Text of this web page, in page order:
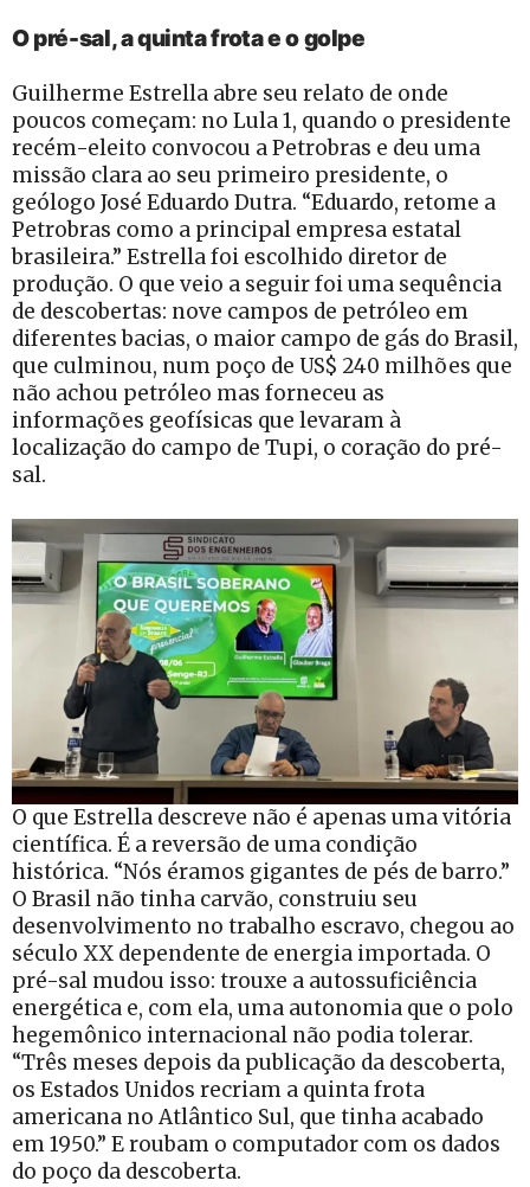
O pré-sal, a quinta frota e o golpe
Guilherme Estrella abre seu relato de onde
poucos começam: no Lula 1, quando o presidente
recém-eleito convocou a Petrobras e deu uma
missão clara ao seu primeiro presidente, o
geólogo José Eduardo Dutra. “Eduardo, retome a
Petrobras como a principal empresa estatal
brasileira.” Estrella foi escolhido diretor de
produção. O que veio a seguir foi uma sequência
de descobertas: nove campos de petróleo em
diferentes bacias, o maior campo de gás do Brasil,
que culminou, num poço de US$ 240 milhões que
não achou petróleo mas forneceu as
informações geofísicas que levaram à
localização do campo de Tupi, o coração do pré-
sal.
O que Estrella descreve não é apenas uma vitória
científica. É a reversão de uma condição
histórica. “Nós éramos gigantes de pés de barro.”
O Brasil não tinha carvão, construiu seu
desenvolvimento no trabalho escravo, chegou ao
século XX dependente de energia importada. O
pré-sal mudou isso: trouxe a autossuficiência
energética e, com ela, uma autonomia que o polo
hegemônico internacional não podia tolerar.
“Três meses depois da publicação da descoberta,
os Estados Unidos recriam a quinta frota
americana no Atlântico Sul, que tinha acabado
em 1950.” E roubam o computador com os dados
do poço da descoberta.